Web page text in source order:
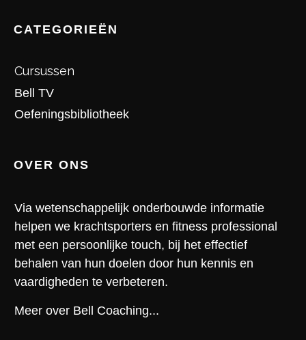
CATEGORIEËN
Cursussen
Bell TV
Oefeningsbibliotheek
OVER ONS
Via wetenschappelijk onderbouwde informatie
helpen we krachtsporters en fitness professional
met een persoonlijke touch, bij het effectief
behalen van hun doelen door hun kennis en
vaardigheden te verbeteren.
Meer over Bell Coaching...